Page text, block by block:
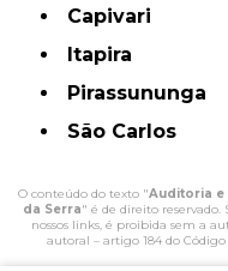
Capivari
Itapira
Pirassununga
São Carlos
O conteúdo do texto "Auditoria e
da Serra" é de direito
nossos links, é proibida sem a
autoral – artigo 184 do